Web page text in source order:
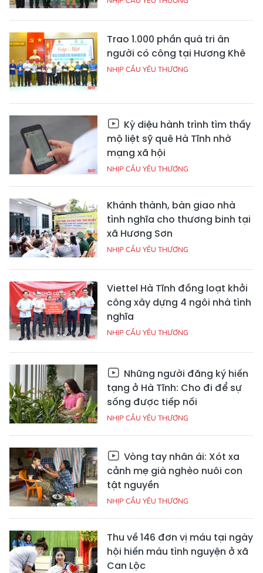
Trao 1.000 phần quà tri ân
người có công tại Hương Khê
NHỊP CẦU YÊU THƯƠNG
Kỳ diệu hành trình tìm thấy
mộ liệt sỹ quê Hà Tĩnh nhờ
mạng xã hội
NHỊP CẦU YÊU THƯƠNG
Khánh thành, bàn giao nhà
tình nghĩa cho thương binh tại
xã Hương Sơn
NHỊP CẦU YÊU THƯƠNG
Viettel Hà Tĩnh đồng loạt khởi
công xây dựng 4 ngôi nhà tình
nghĩa
NHỊP CẦU YÊU THƯƠNG
Những người đăng ký hiến
tạng ở Hà Tĩnh: Cho đi để sự
sống được tiếp nối
NHỊP CẦU YÊU THƯƠNG
Vòng tay nhân ái: Xót xa
cảnh mẹ già nghèo nuôi con
tật nguyền
NHỊP CẦU YÊU THƯƠNG
Thu về 146 đơn vị máu tại ngày
hội hiến máu tình nguyện ở xã
Can Lộc